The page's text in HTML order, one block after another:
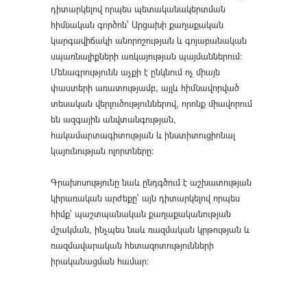
դիտարկելով որպես պետականակերտման
հիմնական գործոն՝ Արցախի քաղաքական
կարգավիճակի անորոշության և գոյաբանական
սպառնալիքների առկայության պայմաններում։
Մենագրությունն աչքի է ընկնում ոչ միայն
փաստերի առատությամբ, այլև հիմնավորված
տեսական վերլուծություններով, որոնք միավորում
են ազգային անվտանգության,
հակամարտագիտության և ինստիտուցիոնալ
կայունության ոլորտները։
Գրախոսությունը նաև ընդգծում է աշխատության
կիրառական արժեքը՝ այն դիտարկելով որպես
հիմք՝ պաշտպանական քաղաքականության
մշակման, ինչպես նաև ռազմական կրթության և
ռազմավարական հետազոտությունների
իրականացման համար։